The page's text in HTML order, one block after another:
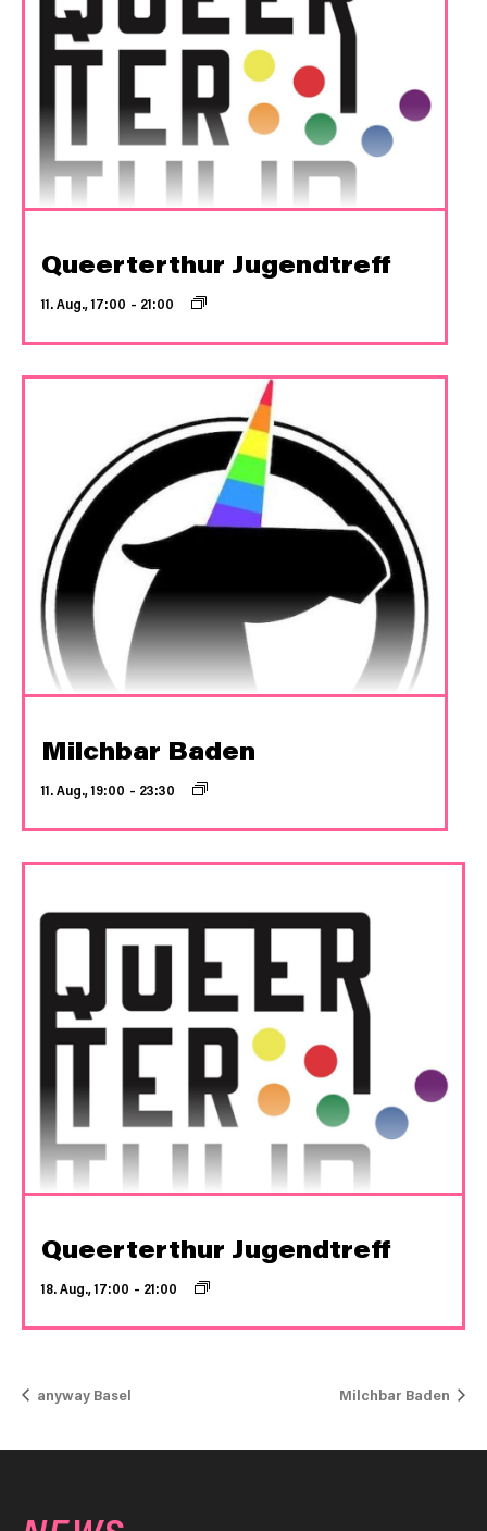
Queerterthur Jugendtreff
11. Aug., 17:00 – 21:00
Milchbar Baden
11. Aug., 19:00 – 23:30
Queerterthur Jugendtreff
18. Aug., 17:00 – 21:00
anyway Basel Milchbar Baden